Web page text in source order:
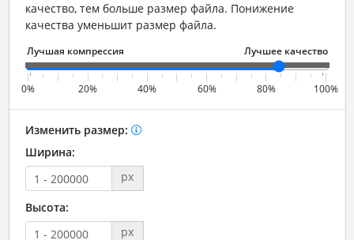
качество, тем больше размер файла. Понижение
качества уменьшит размер файла.
0% 20% 40% 60% 80% 100%
Изменить размер:
Ширина:
px
Высота:
px